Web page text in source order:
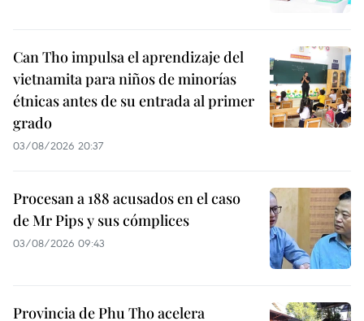
Can Tho impulsa el aprendizaje del
vietnamita para niños de minorías
étnicas antes de su entrada al primer
grado
03/08/2026 20:37
Procesan a 188 acusados en el caso
de Mr Pips y sus cómplices
03/08/2026 09:43
Provincia de Phu Tho acelera